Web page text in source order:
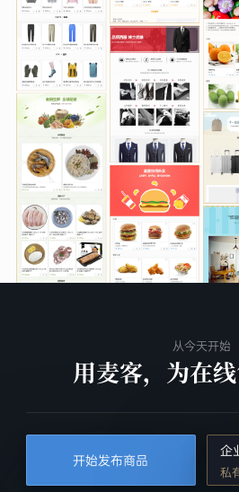
从今天开始
用麦客，为在
开始发布商品
企
私